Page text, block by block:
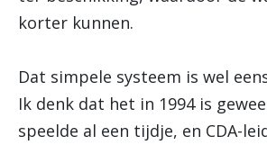
korter kunnen.
Dat simpele systeem is wel
Ik denk dat het in 1994 is
speelde al een tijdje, en CDA-